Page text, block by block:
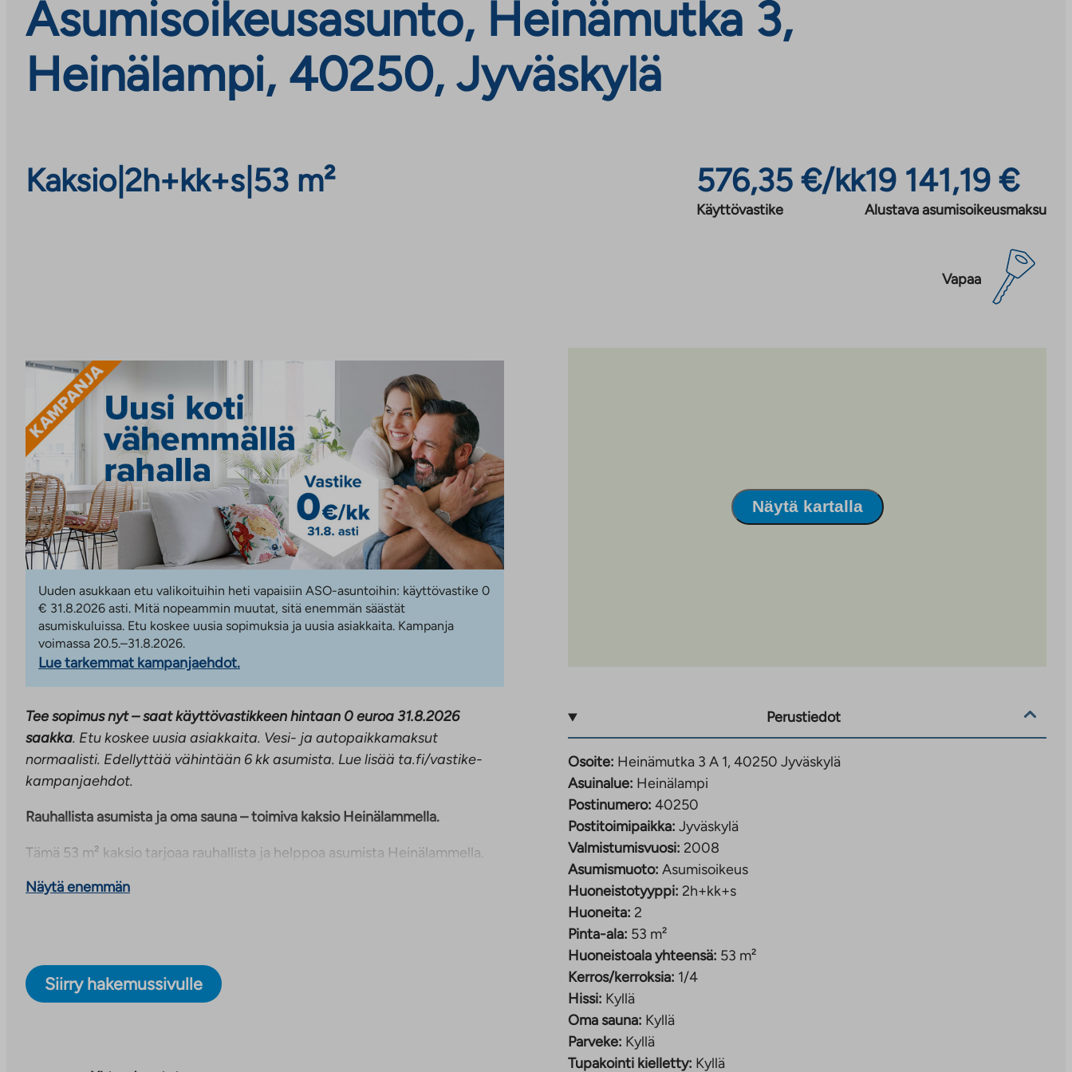
Asumisoikeusasunto, Heinämutka 3,
Heinälampi, 40250, Jyväskylä
Kaksio| 2h+kk+s 53 m² 576,35 €/kk
Käyttövastike
19 141,19 €
Alustava asumisoikeusmaksu
Vapaa
Uuden asukkaan etu valikoituihin heti vapaisiin ASO-asuntoihin: käyttövastike 0
€ 31.8.2026 asti. Mitä nopeammin muutat, sitä enemmän säästät
asumiskuluissa. Etu koskee uusia sopimuksia ja uusia asiakkaita. Kampanja
voimassa 20.5.–31.8.2026.
Lue tarkemmat kampanjaehdot.
Tee sopimus nyt – saat käyttövastikkeen hintaan 0 euroa 31.8.2026
saakka. Etu koskee uusia asiakkaita. Vesi- ja autopaikkamaksut
normaalisti. Edellyttää vähintään 6 kk asumista. Lue lisää ta.fi/vastike-
kampanjaehdot.
Rauhallista asumista ja oma sauna – toimiva kaksio Heinälammella.
Tämä 53 m² kaksio tarjoaa rauhallista ja helppoa asumista Heinälammella.
suuntaan avautuva parveke tuo asuntoon miellyttävää valoa suuren osan
kokonaisuuden, jossa on hyvin tilaa arjen toiminnoille. Keittiössä on paikka
astianpesukoneelle, ja tilaratkaisu mahdollistaa sujuvan työskentelyn.
Näytä enemmän
Siirry hakemussivulle
Näytä kartalla
Perustiedot
Osoite: Heinämutka 3 A 1, 40250 Jyväskylä
Asuinalue: Heinälampi
Postinumero: 40250
Postitoimipaikka: Jyväskylä
Valmistumisvuosi: 2008
Asumismuoto: Asumisoikeus
Huoneistotyyppi: 2h+kk+s
Huoneita: 2
Pinta-ala: 53 m²
Huoneistoala yhteensä: 53 m²
Kerros/kerroksia: 1/4
Hissi: Kyllä
Oma sauna: Kyllä
Parveke: Kyllä
Tupakointi kielletty: Kyllä